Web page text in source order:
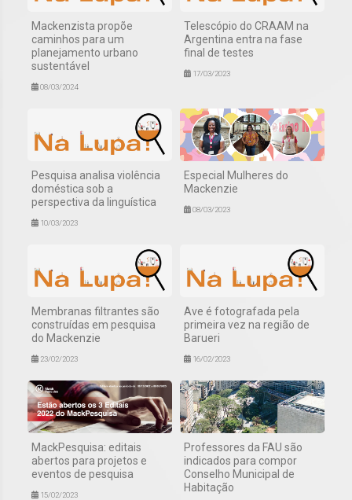
Mackenzista propõe
caminhos para um
planejamento urbano
sustentável
08/03/2024
Telescópio do CRAAM na
Argentina entra na fase
final de testes
17/03/2023
Pesquisa analisa violência
doméstica sob a
perspectiva da linguística
10/03/2023
Especial Mulheres do
Mackenzie
08/03/2023
Membranas filtrantes são
construídas em pesquisa
do Mackenzie
23/02/2023
Ave é fotografada pela
primeira vez na região de
Barueri
16/02/2023
MackPesquisa: editais
abertos para projetos e
eventos de pesquisa
15/02/2023
Professores da FAU são
indicados para compor
Conselho Municipal de
Habitação